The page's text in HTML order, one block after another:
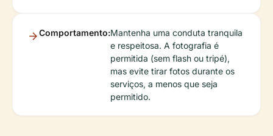
Comportamento:Mantenha uma conduta tranquila
e respeitosa. A fotografia é
permitida (sem flash ou tripé),
mas evite tirar fotos durante os
serviços, a menos que seja
permitido.